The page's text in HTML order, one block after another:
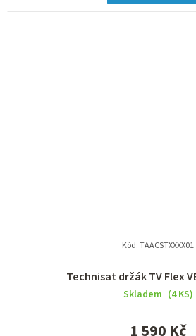
Technisat držák TV Flex
Skladem (4 KS)
1 590 Kč
Kód:TAACSTXXXX01